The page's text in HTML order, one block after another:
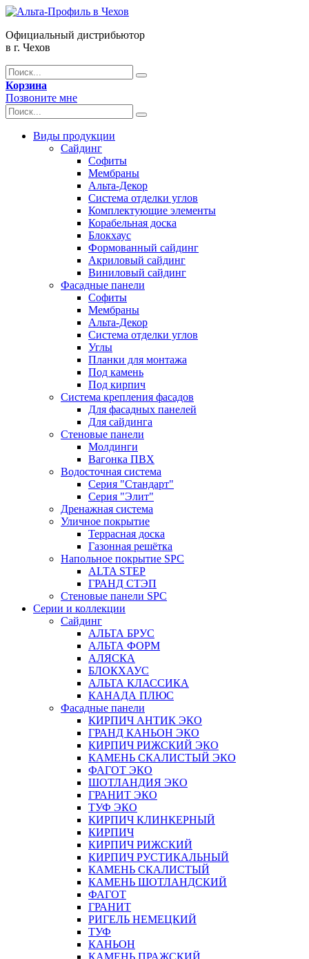
Официальный дистрибьютор
в г. Чехов
Корзина
Позвоните мне
Виды продукции
Сайдинг
Софиты
Мембраны
Альта-Декор
Система отделки углов
Комплектующие элементы
Корабельная доска
Блокхаус
Формованный сайдинг
Акриловый сайдинг
Виниловый сайдинг
Фасадные панели
Софиты
Мембраны
Альта-Декор
Система отделки углов
Углы
Планки для монтажа
Под камень
Под кирпич
Система крепления фасадов
Для фасадных панелей
Для сайдинга
Стеновые панели
Молдинги
Вагонка ПВХ
Водосточная система
Серия "Стандарт"
Серия "Элит"
Дренажная система
Уличное покрытие
Террасная доска
Газонная решётка
Напольное покрытие SPC
ALTA STEP
ГРАНД СТЭП
Стеновые панели SPC
Серии и коллекции
Сайдинг
АЛЬТА БРУС
АЛЬТА ФОРМ
АЛЯСКА
БЛОКХАУС
АЛЬТА КЛАССИКА
КАНАДА ПЛЮС
Фасадные панели
КИРПИЧ АНТИК ЭКО
ГРАНД КАНЬОН ЭКО
КИРПИЧ РИЖСКИЙ ЭКО
КАМЕНЬ СКАЛИСТЫЙ ЭКО
ФАГОТ ЭКО
ШОТЛАНДИЯ ЭКО
ГРАНИТ ЭКО
ТУФ ЭКО
КИРПИЧ КЛИНКЕРНЫЙ
КИРПИЧ
КИРПИЧ РИЖСКИЙ
КИРПИЧ РУСТИКАЛЬНЫЙ
КАМЕНЬ СКАЛИСТЫЙ
КАМЕНЬ ШОТЛАНДСКИЙ
ФАГОТ
ГРАНИТ
РИГЕЛЬ НЕМЕЦКИЙ
ТУФ
КАНЬОН
КАМЕНЬ ПРАЖСКИЙ